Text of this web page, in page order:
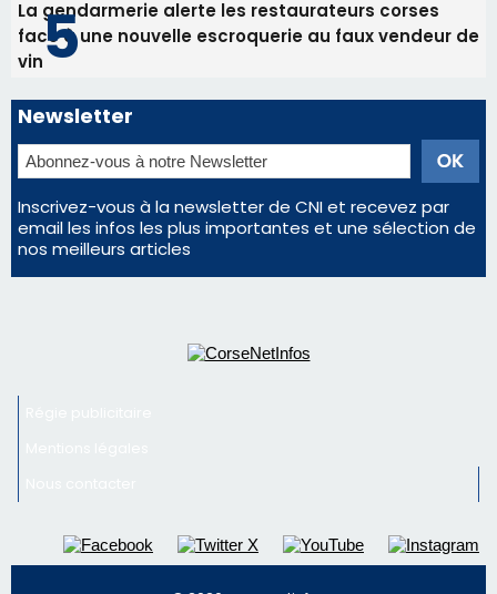
Satine Nomary est la nouvelle Miss Corse 2026
Éclipse du 12 août : la Corse aux premières loges
d'un spectacle qui ne reviendra pas avant 2081
Bastia – Le festival Porto Latino évacué en urgence
avant le concert de Mosimann
En Corse, un début de saison marqué par une
consommation en recul dans les restaurants
La gendarmerie alerte les restaurateurs corses
face à une nouvelle escroquerie au faux vendeur de